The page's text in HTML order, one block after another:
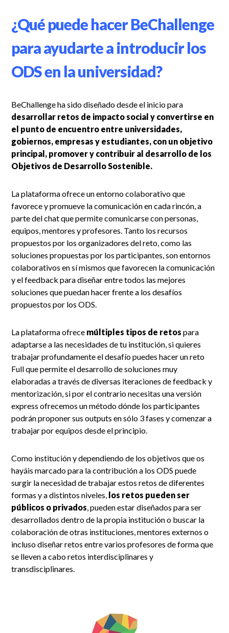
¿Qué puede hacer BeChallenge
para ayudarte a introducir los
ODS en la universidad?
BeChallenge ha sido diseñado desde el inicio para
desarrollar retos de impacto social y convertirse en
el punto de encuentro entre universidades,
gobiernos, empresas y estudiantes, con un objetivo
principal, promover y contribuir al desarrollo de los
Objetivos de Desarrollo Sostenible.
La plataforma ofrece un entorno colaborativo que
favorece y promueve la comunicación en cada rincón, a
parte del chat que permite comunicarse con personas,
equipos, mentores y profesores. Tanto los recursos
propuestos por los organizadores del reto, como las
soluciones propuestas por los participantes, son entornos
colaborativos en sí mismos que favorecen la comunicación
y el feedback para diseñar entre todos las mejores
soluciones que puedan hacer frente a los desafíos
propuestos por los ODS.
La plataforma ofrece múltiples tipos de retospara
adaptarse a las necesidades de tu institución, si quieres
trabajar profundamente el desafío puedes hacer un reto
Full que permite el desarrollo de soluciones muy
elaboradas a través de diversas iteraciones de feedback y
mentorización, si por el contrario necesitas una versión
express ofrecemos un método dónde los participantes
podrán proponer sus outputs en sólo 3 fases y comenzar a
trabajar por equipos desde el principio.
Como institución y dependiendo de los objetivos que os
hayáis marcado para la contribución a los ODS puede
surgir la necesidad de trabajar estos retos de diferentes
formas y a distintos niveles, los retos pueden ser
públicos o privados, pueden estar diseñados para ser
desarrollados dentro de la propia institución o buscar la
colaboración de otras instituciones, mentores externos o
incluso diseñar retos entre varios profesores de forma que
se lleven a cabo retos interdisciplinares y
transdisciplinares.